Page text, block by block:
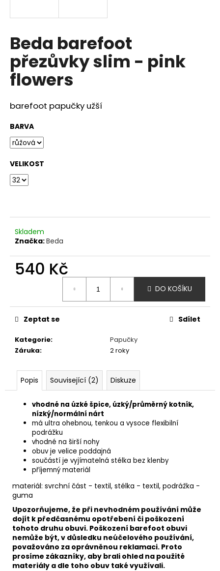
Beda barefoot
přezůvky slim - pink
flowers
barefoot papučky užší
BARVA
VELIKOST
Skladem
Značka:Beda
540 Kč
DO KOŠÍKU
Kategorie:
Papučky
Záruka: 2 roky
Zeptat se Sdílet
Popis Související (2) Diskuze
vhodné na úzké špice, úzký/průměrný kotník,
nízký/normální nárt
má ultra ohebnou, tenkou a vysoce flexibilní
podrážku
vhodné na širší nohy
obuv je velice poddajná
součástí je vyjímatelná stélka bez klenby
příjemný materiál
materiál: svrchní část - textil, stélka - textil, podrážka -
guma
Upozorňujeme, že při nevhodném používání může
dojít k předčasnému opotřebení či poškození
tohoto druhu obuvi. Poškození barefoot obuvi
nemůže být, v důsledku neúčelového používání,
považováno za oprávněnou reklamaci. Proto
prosíme zákazníky, aby brali ohled na použité
materiály a dle toho obuv také využívali.
í
t
?
D
o
p
o
u
e
m
XTI
BAREFOOT
TENISKY
MODRÁ
350